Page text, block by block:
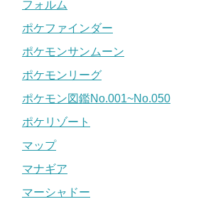
フォルム
ポケファインダー
ポケモンサンムーン
ポケモンリーグ
ポケモン図鑑No.001~No.050
ポケリゾート
マップ
マナギア
マーシャドー